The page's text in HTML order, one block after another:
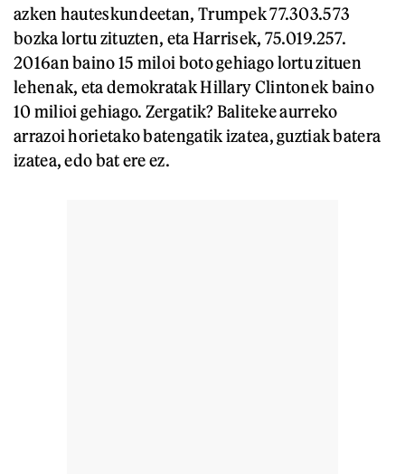
azken hauteskundeetan, Trumpek 77.303.573
bozka lortu zituzten, eta Harrisek, 75.019.257.
2016an baino 15 miloi boto gehiago lortu zituen
lehenak, eta demokratak Hillary Clintonek baino
10 milioi gehiago. Zergatik? Baliteke aurreko
arrazoi horietako batengatik izatea, guztiak batera
izatea, edo bat ere ez.